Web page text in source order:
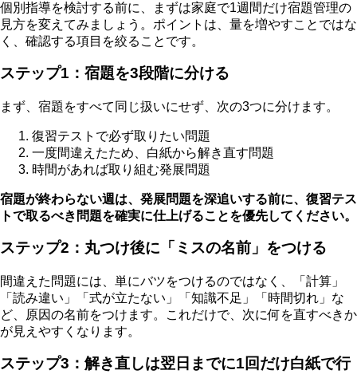
個別指導を検討する前に、まずは家庭で1週間だけ宿題管理の
見方を変えてみましょう。ポイントは、量を増やすことではな
く、確認する項目を絞ることです。
ステップ1：宿題を3段階に分ける
まず、宿題をすべて同じ扱いにせず、次の3つに分けます。
復習テストで必ず取りたい問題
一度間違えたため、白紙から解き直す問題
時間があれば取り組む発展問題
宿題が終わらない週は、発展問題を深追いする前に、復習テス
トで取るべき問題を確実に仕上げることを優先してください。
ステップ2：丸つけ後に「ミスの名前」をつける
間違えた問題には、単にバツをつけるのではなく、「計算」
「読み違い」「式が立たない」「知識不足」「時間切れ」な
ど、原因の名前をつけます。これだけで、次に何を直すべきか
が見えやすくなります。
ステップ3：解き直しは翌日までに1回だけ白紙で行